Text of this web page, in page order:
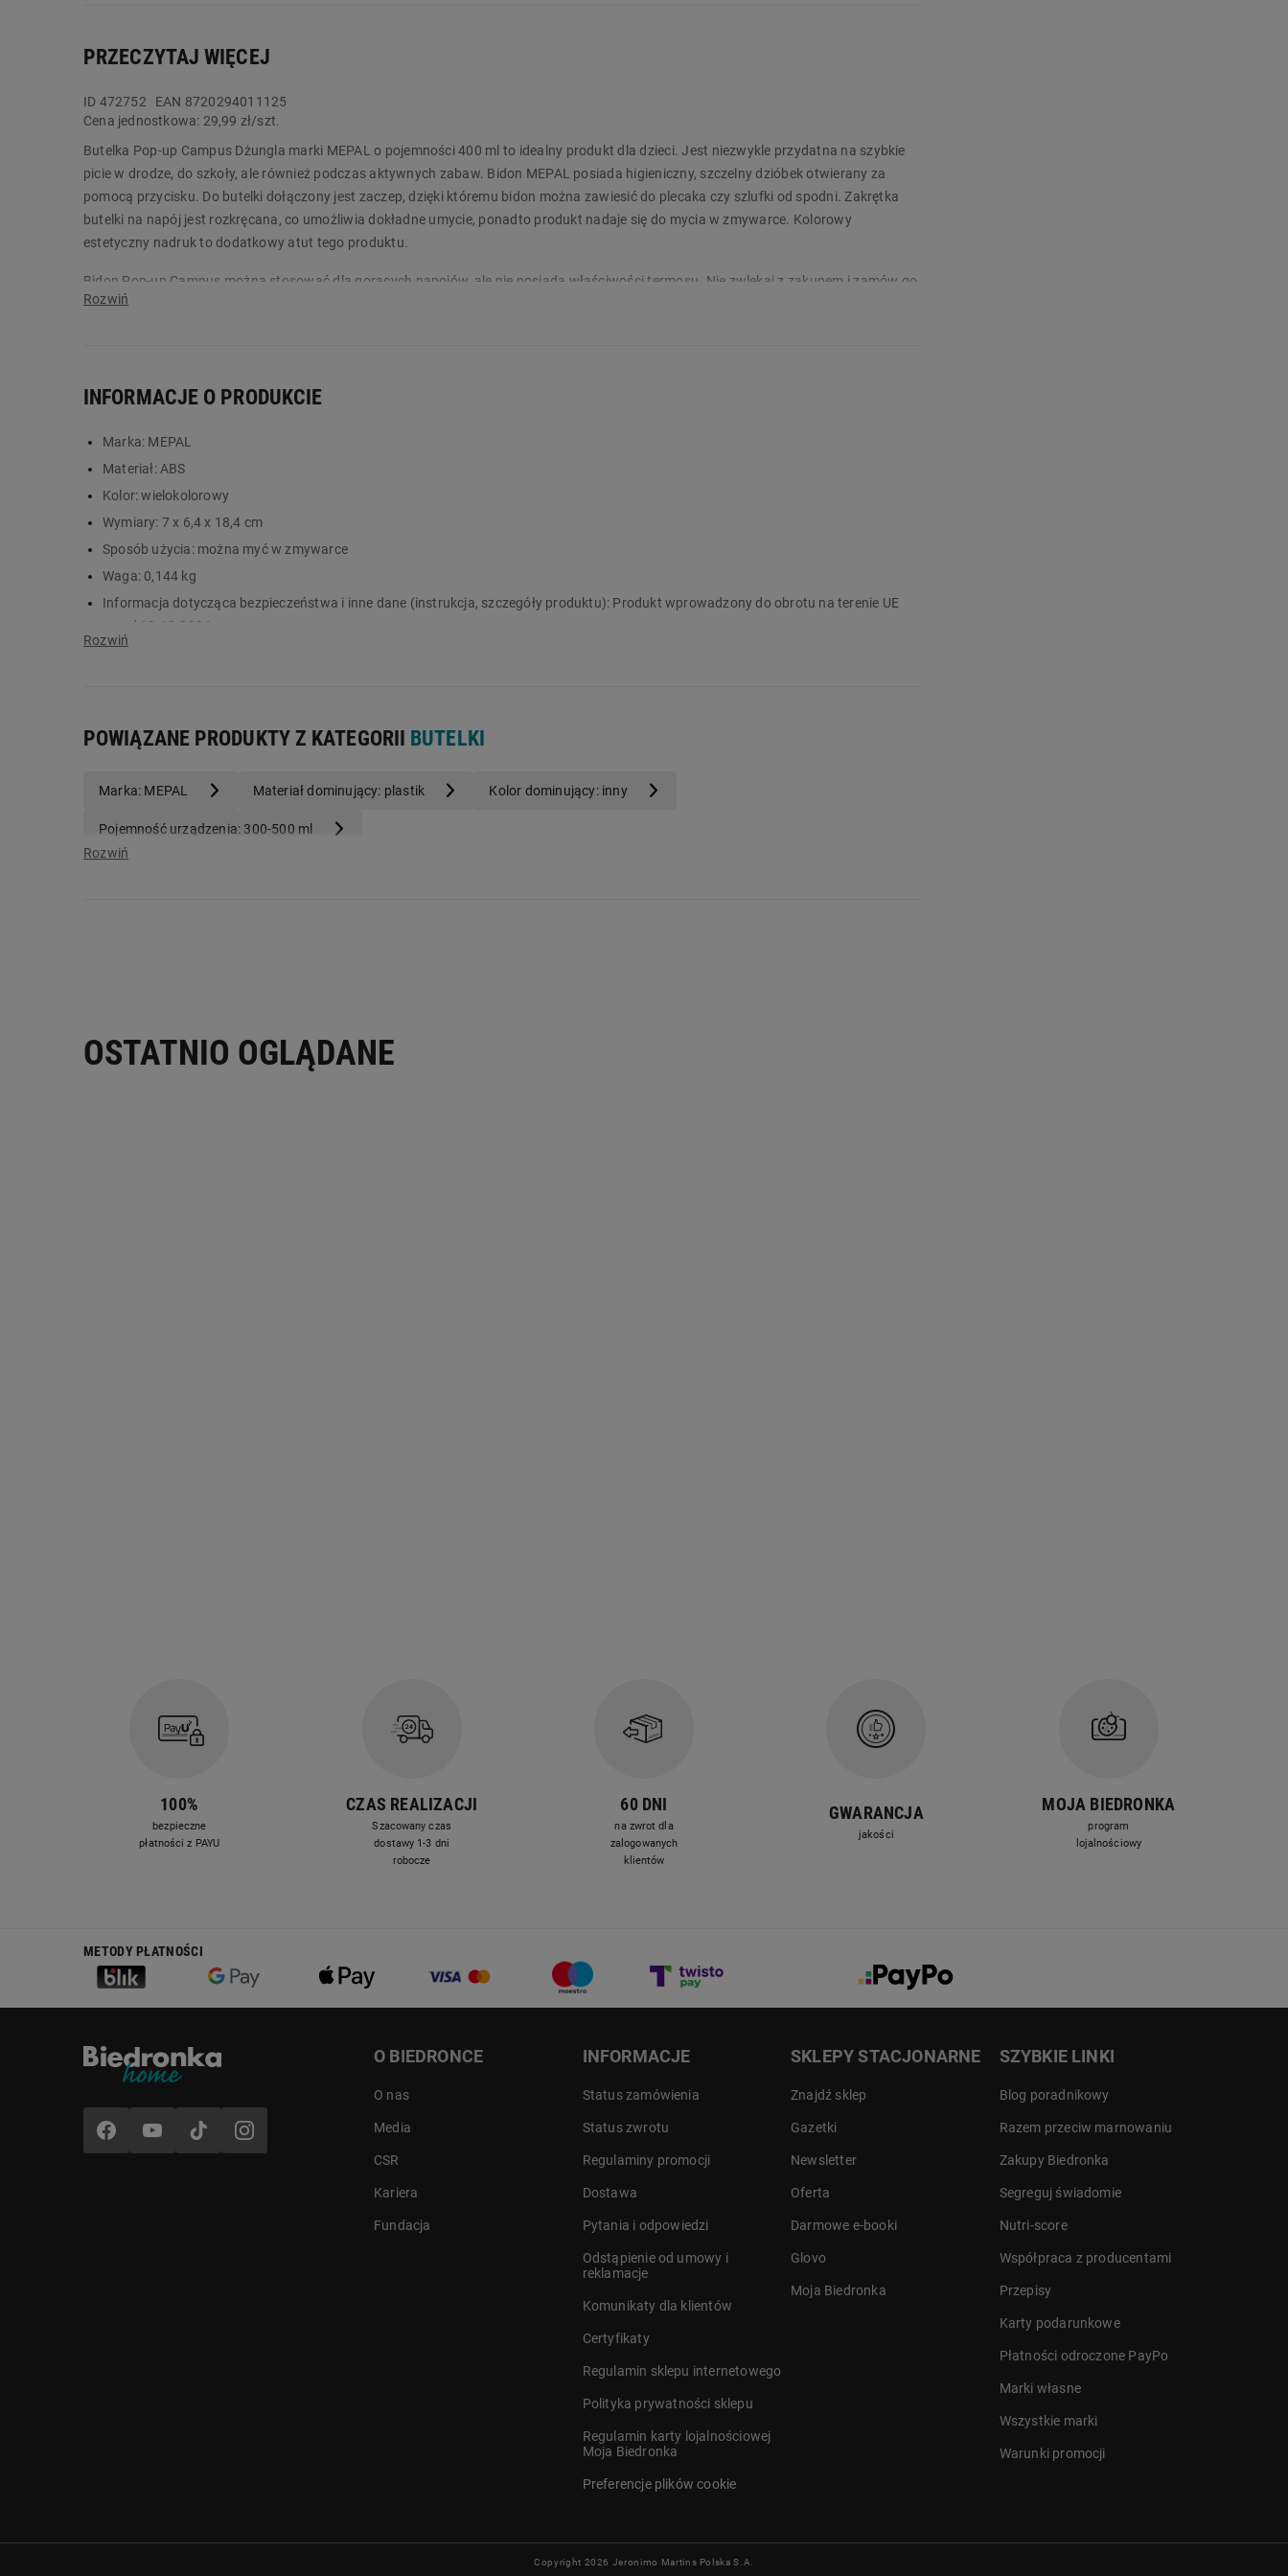
PRZECZYTAJ WIĘCEJ
ID 472752
EAN 8720294011125
Cena jednostkowa: 29,99 zł/szt.
Butelka Pop-up Campus Dżungla marki MEPAL o pojemności 400 ml to idealny produkt dla dzieci. Jest niezwykle przydatna na szybkie
picie w drodze, do szkoły, ale również podczas aktywnych zabaw. Bidon MEPAL posiada higieniczny, szczelny dzióbek otwierany za
pomocą przycisku. Do butelki dołączony jest zaczep, dzięki któremu bidon można zawiesić do plecaka czy szlufki od spodni. Zakrętka
butelki na napój jest rozkręcana, co umożliwia dokładne umycie, ponadto produkt nadaje się do mycia w zmywarce. Kolorowy
estetyczny nadruk to dodatkowy atut tego produktu.
Bidon Pop-up Campus można stosować dla gorących napojów, ale nie posiada właściwości termosu. Nie zwlekaj z zakupem i zamów go
już teraz na Biedronka Home!
zaczep, umożliwiający zawieszenie do plecaka lub szlufki od spodni
nadaje się do mycia w zmywarce
INFORMACJE O PRODUKCIE
Marka: MEPAL
Materiał:ABS
Kolor:wielokolorowy
Wymiary: 7 x 6,4 x 18,4 cm
Sposób użycia: można myć w zmywarce
Waga: 0,144 kg
Informacja dotycząca bezpieczeństwa i inne dane (instrukcja, szczegóły produktu): Produkt wprowadzony do obrotu na terenie UE
przed 13.12.2024.
POWIĄZANE PRODUKTY Z KATEGORII BUTELKI
Marka: MEPAL Materiał dominujący: plastik Kolor dominujący: inny
Pojemność urządzenia: 300-500 ml
OSTATNIO OGLĄDANE
100%
bezpieczne
płatności z PAYU
CZAS REALIZACJI
Szacowany czas
dostawy 1-3 dni
robocze
60 DNI
na zwrot dla
zalogowanych
klientów
GWARANCJA
jakości
MOJA BIEDRONKA
program
lojalnościowy
METODY PŁATNOŚCI
O BIEDRONCE
O nas
Media
CSR
Kariera
Fundacja
INFORMACJE
Status zamówienia
Status zwrotu
Regulaminy promocji
Dostawa
Pytania i odpowiedzi
Odstąpienie od umowy i
reklamacje
Komunikaty dla klientów
Certyfikaty
Regulamin sklepu internetowego
Polityka prywatności sklepu
Regulamin karty lojalnościowej
Moja Biedronka
Preferencje plików cookie
SKLEPY STACJONARNE
Znajdź sklep
Gazetki
Newsletter
Oferta
Darmowe e-booki
Glovo
Moja Biedronka
SZYBKIE LINKI
Blog poradnikowy
Razem przeciw marnowaniu
Zakupy Biedronka
Segreguj świadomie
Nutri-score
Współpraca z producentami
Przepisy
Karty podarunkowe
Płatności odroczone PayPo
Marki własne
Wszystkie marki
Warunki promocji
Copyright 2026 Jeronimo Martins Polska S.A.